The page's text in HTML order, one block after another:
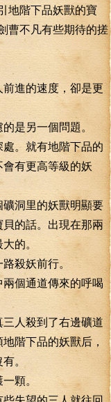
階下品妖獸的寶
曹不凡有些期待的搓
的速度，卻是更
另一個問題。
就有地階下品的
有更高等級的妖
里的妖獸明顯要
的話。出現在那兩
的。
妖前行。
通道傳來的呼喝
殺到了右邊礦道
階下品的妖獸后，
。
顆。